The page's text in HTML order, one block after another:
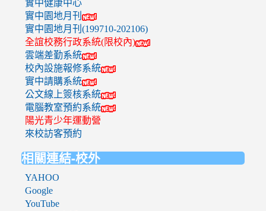
實中健康中心
實中園地月刊
實中園地月刊(199710-202106)
全誼校務行政系統(限校內)
雲端差勤系統
校內設施報修系統
實中請購系統
公文線上簽核系統
電腦教室預約系統
陽光青少年運動營
來校訪客預約
相關連結-校外
YAHOO
Google
YouTube